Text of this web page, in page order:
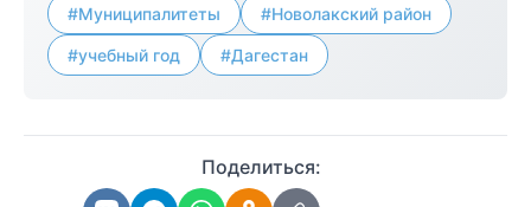
#Муниципалитеты #Новолакский район
#учебный год #Дагестан
Поделиться: